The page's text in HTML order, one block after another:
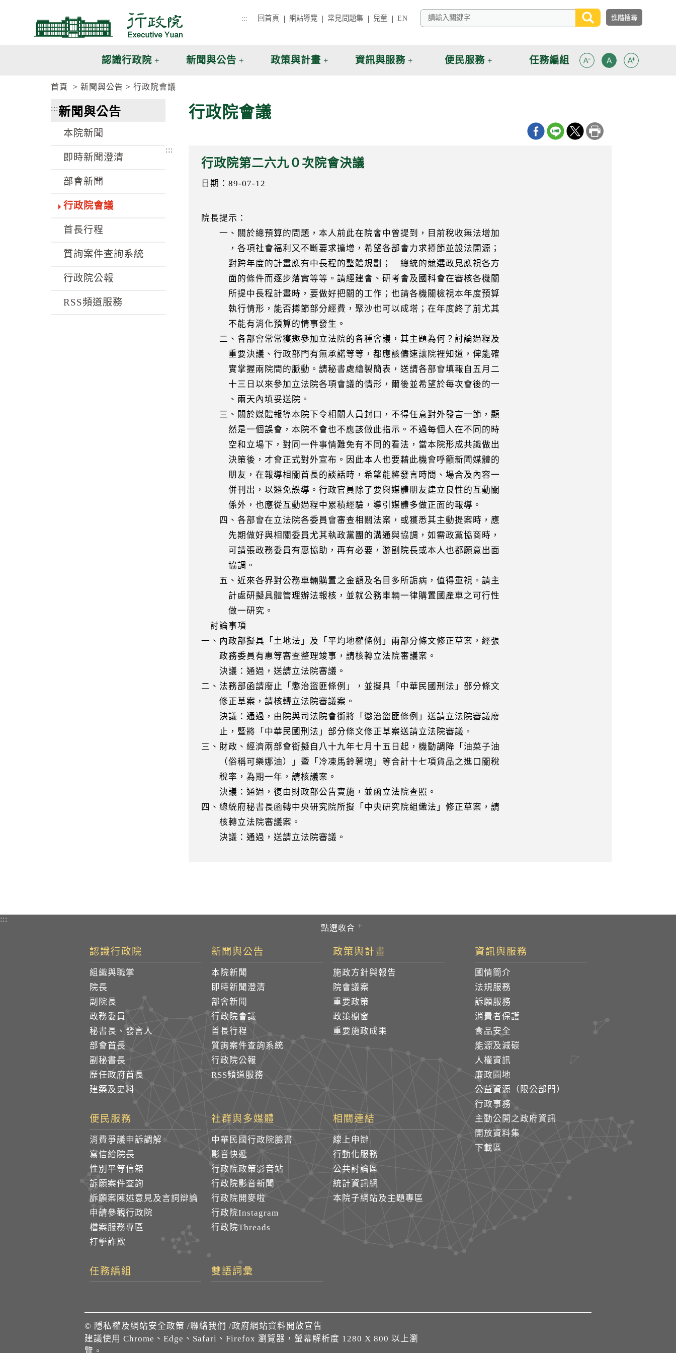
::: 回首頁 網站導覽 常見問題集 兒童 EN
認識行政院 新聞與公告 政策與計畫 資訊與服務 便民服務 任務編組
首頁 新聞與公告 行政院會議
:::新聞與公告
本院新聞
即時新聞澄清
部會新聞
行政院會議
首長行程
質詢案件查詢系統
行政院公報
RSS頻道服務
行政院會議
:::
行政院第二六九０次院會決議
日期：89-07-12
院長提示：
一、關於總預算的問題，本人前此在院會中曾提到，目前稅收無法增加
，各項社會福利又不斷要求擴增，希望各部會力求撙節並設法開源；
對跨年度的計畫應有中長程的整體規劃； 總統的競選政見應視各方
面的條件而逐步落實等等。請經建會、研考會及國科會在審核各機關
所提中長程計畫時，要做好把關的工作；也請各機關檢視本年度預算
執行情形，能否撙節部分經費，聚沙也可以成塔；在年度終了前尤其
不能有消化預算的情事發生。
二、各部會常常獲邀參加立法院的各種會議，其主題為何？討論過程及
重要決議、行政部門有無承諾等等，都應該儘速讓院裡知道，俾能確
實掌握兩院間的脈動。請秘書處繪製簡表，送請各部會填報自五月二
十三日以來參加立法院各項會議的情形，爾後並希望於每次會後的一
、兩天內填妥送院。
三、關於媒體報導本院下令相關人員封口，不得任意對外發言一節，顯
然是一個誤會，本院不會也不應該做此指示。不過每個人在不同的時
空和立場下，對同一件事情難免有不同的看法，當本院形成共識做出
決策後，才會正式對外宣布。因此本人也要藉此機會呼籲新聞媒體的
朋友，在報導相關首長的談話時，希望能將發言時間、場合及內容一
併刊出，以避免誤導。行政官員除了要與媒體朋友建立良性的互動關
係外，也應從互動過程中累積經驗，導引媒體多做正面的報導。
四、各部會在立法院各委員會審查相關法案，或獲悉其主動提案時，應
先期做好與相關委員尤其執政黨團的溝通與協調，如需政黨協商時，
可請張政務委員有惠協助，再有必要，游副院長或本人也都願意出面
協調。
五、近來各界對公務車輛購置之金額及名目多所詬病，值得重視。請主
計處研擬具體管理辦法報核，並就公務車輛一律購置國產車之可行性
做一研究。
討論事項
一、內政部擬具「土地法」及「平均地權條例」兩部分條文修正草案，經張
政務委員有惠等審查整理竣事，請核轉立法院審議案。
決議：通過，送請立法院審議。
二、法務部函請廢止「懲治盜匪條例」，並擬具「中華民國刑法」部分條文
修正草案，請核轉立法院審議案。
決議：通過，由院與司法院會銜將「懲治盜匪條例」送請立法院審議廢
止，暨將「中華民國刑法」部分條文修正草案送請立法院審議。
三、財政、經濟兩部會銜擬自八十九年七月十五日起，機動調降「油菜子油
（俗稱可樂娜油）」暨「冷凍馬鈴薯塊」等合計十七項貨品之進口關稅
稅率，為期一年，請核議案。
決議：通過，復由財政部公告實施，並函立法院查照。
四、總統府秘書長函轉中央研究院所擬「中央研究院組織法」修正草案，請
核轉立法院審議案。
決議：通過，送請立法院審議。
:::
認識行政院
組織與職掌
院長
副院長
政務委員
秘書長、發言人
部會首長
副秘書長
歷任政府首長
建築及史料
新聞與公告
本院新聞
即時新聞澄清
部會新聞
行政院會議
首長行程
質詢案件查詢系統
行政院公報
RSS頻道服務
政策與計畫
施政方針與報告
院會議案
重要政策
政策櫥窗
重要施政成果
資訊與服務
國情簡介
法規服務
訴願服務
消費者保護
食品安全
能源及減碳
人權資訊
廉政園地
公益資源（限公部門）
行政事務
主動公開之政府資訊
開放資料集
下載區
便民服務
消費爭議申訴調解
寫信給院長
性別平等信箱
訴願案件查詢
訴願案陳述意見及言詞辯論
申請參觀行政院
檔案服務專區
打擊詐欺
社群與多媒體
中華民國行政院臉書
影音快遞
行政院政策影音站
行政院影音新聞
行政院開麥啦
行政院Instagram
行政院Threads
相關連結
線上申辦
行動化服務
公共討論區
統計資訊網
本院子網站及主題專區
任務編組 雙語詞彙
© 隱私權及網站安全政策 /聯絡我們 /政府網站資料開放宣告
建議使用 Chrome、Edge、Safari、Firefox 瀏覽器，螢幕解析度 1280 X 800 以上瀏